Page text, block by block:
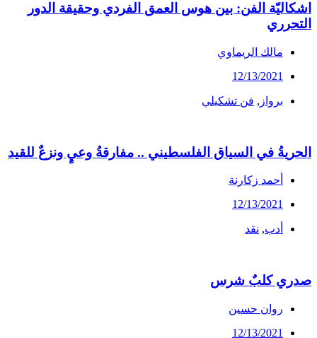
اشكاليّة الفن: بين هوس العمق الفردي وحقيقة الدور
التحرري
مالك الريماوي
12/13/2021
برواز , فن تشكيلي
الحريةُ في السياق الفلسطيني .. مفارقةُ وعيٍ ونزعٌ للقيد
أحمد زكارنة
12/13/2021
أدب, نقد
صدري كلبٌ شرس
روان حسين
12/13/2021